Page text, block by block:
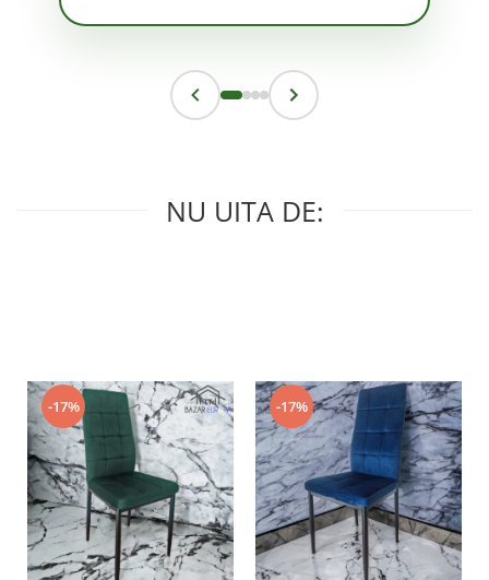
NU UITA DE:
-17% -17%